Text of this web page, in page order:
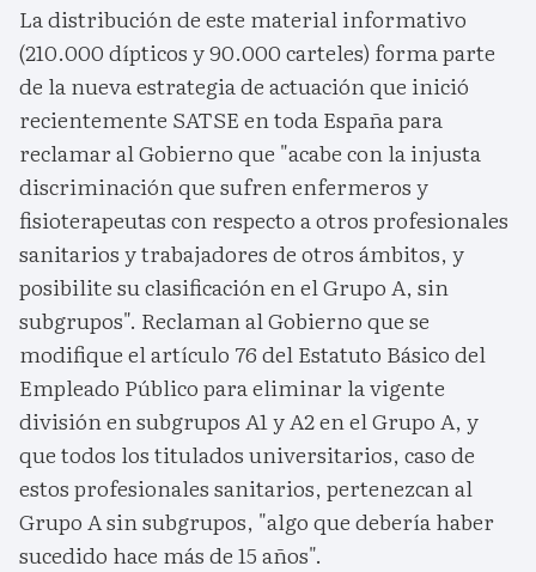
La distribución de este material informativo
(210.000 dípticos y 90.000 carteles) forma parte
de la nueva estrategia de actuación que inició
recientemente SATSE en toda España para
reclamar al Gobierno que "acabe con la injusta
discriminación que sufren enfermeros y
fisioterapeutas con respecto a otros profesionales
sanitarios y trabajadores de otros ámbitos, y
posibilite su clasificación en el Grupo A, sin
subgrupos". Reclaman al Gobierno que se
modifique el artículo 76 del Estatuto Básico del
Empleado Público para eliminar la vigente
división en subgrupos A1 y A2 en el Grupo A, y
que todos los titulados universitarios, caso de
estos profesionales sanitarios, pertenezcan al
Grupo A sin subgrupos, "algo que debería haber
sucedido hace más de 15 años".